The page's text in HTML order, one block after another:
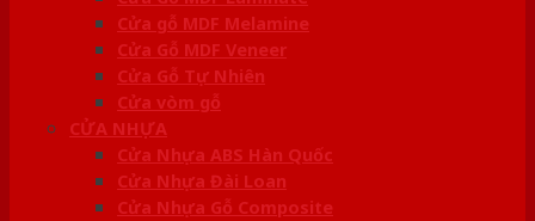
Cửa gỗ MDF Melamine
Cửa Gỗ MDF Veneer
Cửa Gỗ Tự Nhiên
Cửa vòm gỗ
CỬA NHỰA
Cửa Nhựa ABS Hàn Quốc
Cửa Nhựa Đài Loan
Cửa Nhựa Gỗ Composite